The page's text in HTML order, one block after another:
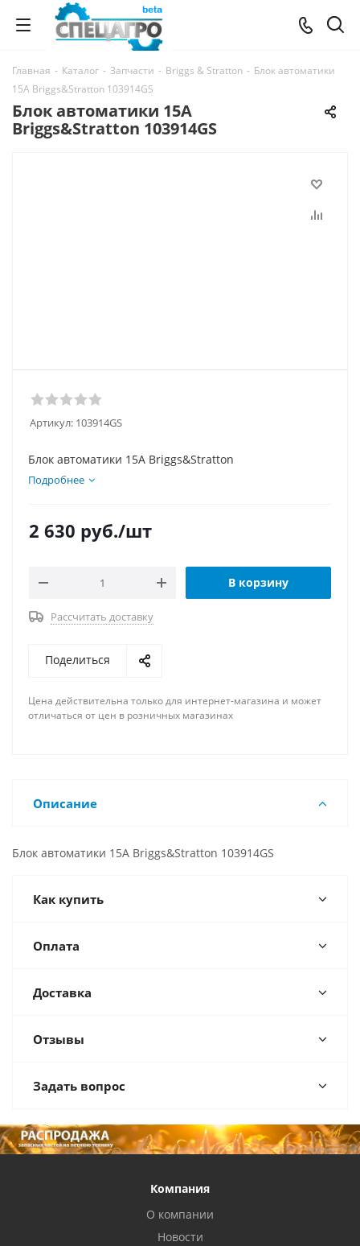
Главная - Каталог - Запчасти - Briggs & Stratton - Блок автоматики
15A Briggs&Stratton 103914GS
Блок автоматики 15A
Briggs&Stratton 103914GS
Артикул: 103914GS
Блок автоматики 15A Briggs&Stratton
Подробнее
2 630 руб./шт
В корзину
Рассчитать доставку
Поделиться
Цена действительна только для интернет-магазина и может
отличаться от цен в розничных магазинах
Описание
Блок автоматики 15A Briggs&Stratton 103914GS
Как купить
Оплата
Доставка
Отзывы
Задать вопрос
Компания
О компании
Новости